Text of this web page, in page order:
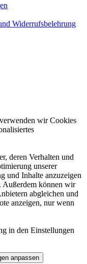
Widerrufsbelehrung
wir Cookies
deren Verhalten und
unserer
und Inhalte anzuzeigen
Außerdem können wir
abgleichen und
anzeigen, nur wenn
in den Einstellungen
anpassen